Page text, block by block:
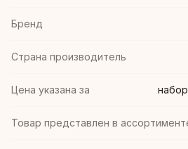
Бренд
Страна производитель
Цена указана за
Товар представлен в